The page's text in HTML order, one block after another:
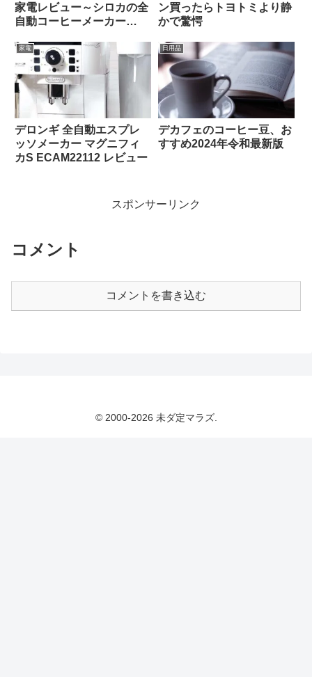
家電レビュー～シロカの全
自動コーヒーメーカー
ン買ったらトヨトミより静
かで驚愕
家電
デロンギ 全自動エスプレ
ッソメーカー マグニフィ
カS ECAM22112 レビュー
日用品
デカフェのコーヒー豆、お
すすめ2024年令和最新版
スポンサーリンク
コメント
コメントを書き込む
© 2000-2026 未ダ定マラズ.